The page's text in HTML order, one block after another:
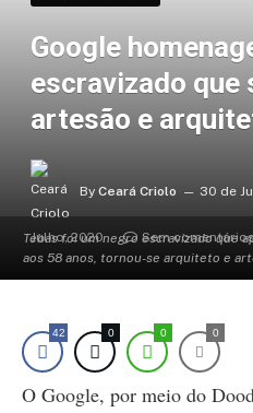
Tebas foi um negro escravizado que
aos 58 anos, tornou-se arquiteto e
Google
escravizado que
artesão e
By Ceará Criolo 30 de
Julho, 2020 Sem
42 0 0 0
O Google, por meio do